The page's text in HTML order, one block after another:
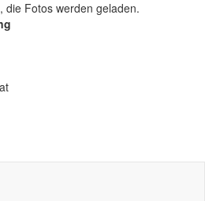
die Fotos werden geladen.